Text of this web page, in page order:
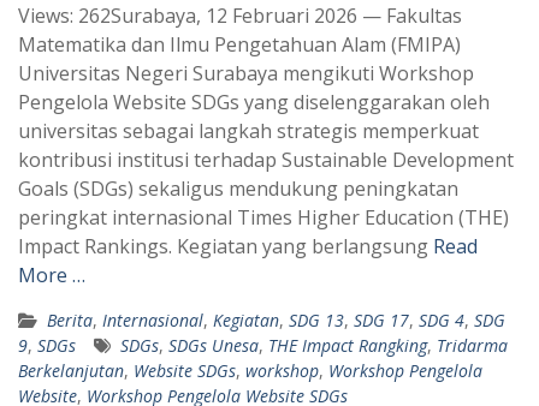
a
t
A
p
p
l
e
r
a
m
Views: 262Surabaya, 12 Februari 2026 — Fakultas
Matematika dan Ilmu Pengetahuan Alam (FMIPA)
Universitas Negeri Surabaya mengikuti Workshop
Pengelola Website SDGs yang diselenggarakan oleh
universitas sebagai langkah strategis memperkuat
kontribusi institusi terhadap Sustainable Development
Goals (SDGs) sekaligus mendukung peningkatan
peringkat internasional Times Higher Education (THE)
Impact Rankings. Kegiatan yang berlangsung Read
More …
Berita, Internasional, Kegiatan, SDG 13, SDG 17, SDG 4, SDG
9, SDGs SDGs, SDGs Unesa, THE Impact Rangking, Tridarma
Berkelanjutan, Website SDGs, workshop, Workshop Pengelola
Website, Workshop Pengelola Website SDGs